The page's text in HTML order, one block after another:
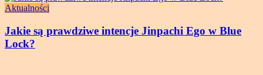
Aktualności
Jakie są prawdziwe intencje Jinpachi Ego w Blue
Lock?